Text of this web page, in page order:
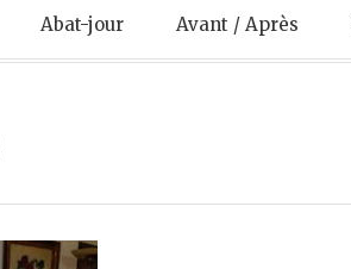
Abat-jour Avant / Après